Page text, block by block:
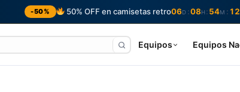
-50% 50% OFF en camisetas retro06D :08H : 54M : 11
Equipos Equipos